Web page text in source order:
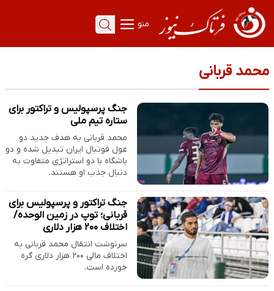
منو
محمد قربانی
جنگ پرسپولیس و تراکتور برای
ستاره تیم ملی
محمد قربانی به هدف جدید دو
غول فوتبال ایران تبدیل شده و دو
باشگاه با دو استراتژی متفاوت به
دنبال جذب او هستند.
جنگ تراکتور و پرسپولیس برای
قربانی؛ توپ در زمین الوحده/
اختلاف ۲۰۰ هزار دلاری
سرنوشت انتقال محمد قربانی به
اختلاف مالی ۲۰۰ هزار دلاری گره
خورده است.